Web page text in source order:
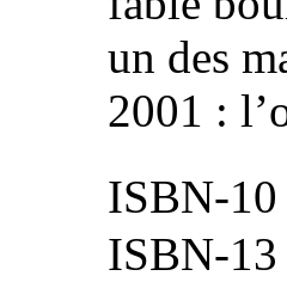
un des
2001 :